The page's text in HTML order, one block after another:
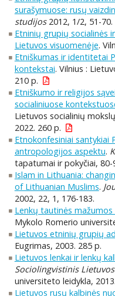
surašymuose: rusų
studijos2012, 1/2, 51-70.
Etninių grupių socialinės
Lietuvos visuomenėje.
Etniškumas ir identitetai
kontekstai. Vilnius :
210 p.
Etniškumo ir religijos
socialiniuose
Lietuvos socialinių
2022. 260 p.
Etnokonfesiniai santykiai
antropologijos aspektu.
tapatumai ir pokyčiai, 80-
Islam in Lithuania:
of Lithuanian Muslims.
2002, 22, 1, 176-183.
Lenkų tautinės
Mykolo Romerio
Lietuvos etninių grupių
Eugrimas, 2003. 285 p.
Lietuvos lenkai ir lenkų
Sociolingvistinis
universiteto leidykla,
Lietuvos rusų kalbinės